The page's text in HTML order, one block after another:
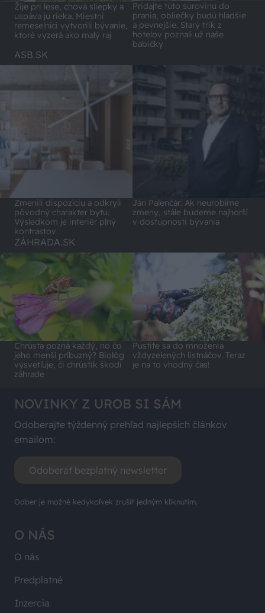
Žije pri lese, chová sliepky a
uspáva ju rieka. Miestni
remeselníci vytvorili bývanie,
ktoré vyzerá ako malý raj
Pridajte túto surovinu do
prania, obliečky budú hladšie
a pevnejšie. Starý trik z
hotelov poznali už naše
babičky
ASB.SK
Zmenili dispozíciu a odkryli
pôvodný charakter bytu.
Výsledkom je interiér plný
kontrastov
Ján Palenčár: Ak neurobíme
zmeny, stále budeme najhorší
v dostupnosti bývania
ZÁHRADA.SK
Chrústa pozná každý, no čo
jeho menší príbuzný? Biológ
vysvetľuje, či chrústik škodí
záhrade
Pustite sa do množenia
vždyzelených listnáčov. Teraz
je na to vhodný čas!
O NÁS
O nás
Predplatné
Inzercia
NOVINKY Z UROB SI SÁM
Odoberajte týždenný prehľad najlepších článkov
emailom:
Odoberať bezplatný newsletter
Odber je možné kedykoľvek zrušiť jedným kliknutím.